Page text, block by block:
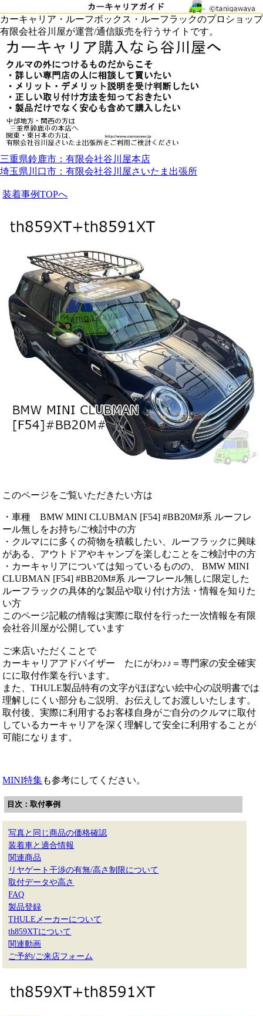
カーキャリア・ルーフボックス・ルーフラックのプロショップ
有限会社谷川屋が運営/通信販売を行うサイトです。
三重県鈴鹿市：有限会社谷川屋本店
埼玉県川口市：有限会社谷川屋さいたま出張所
装着事例TOPへ
このページをご覧いただきたい方は
・車種 BMW MINI CLUBMAN [F54] #BB20M#系 ルーフレ
ール無しをお持ち/ご検討中の方
・クルマにに多くの荷物を積載したい、ルーフラックに興味
がある、アウトドアやキャンプを楽しむことをご検討中の方
・カーキャリアについては知っているものの、 BMW MINI
CLUBMAN [F54] #BB20M#系 ルーフレール無しに限定した
ルーフラックの具体的な製品や取り付け方法・情報を知りた
い方
このページ記載の情報は実際に取付を行った一次情報を有限
会社谷川屋が公開しています
ご来店いただくことで
カーキャリアアドバイザー たにがわ♪♪＝専門家の安全確実
にに取付作業を行います。
また、THULE製品特有の文字がほぼない絵中心の説明書では
理解しにくい部分もご説明、お伝えしてお渡しいたします。
取付後、実際に利用するお客様自身がご自分のクルマに取付
しているカーキャリアを深く理解して安全に利用することが
可能になります。
MINI特集も参考にしてください。
目次：取付事例
写真と同じ商品の価格確認
装着車と適合情報
関連商品
リヤゲート干渉の有無/高さ制限について
取付データや高さ
FAQ
製品登録
THULEメーカーについて
th859XTについて
関連動画
ご予約/ご来店フォーム